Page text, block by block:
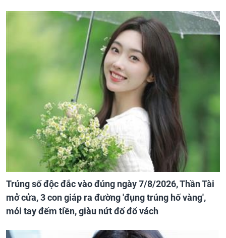
Trúng số độc đắc vào đúng ngày 7/8/2026, Thần Tài
mở cửa, 3 con giáp ra đường 'đụng trúng hố vàng',
mỏi tay đếm tiền, giàu nứt đố đổ vách